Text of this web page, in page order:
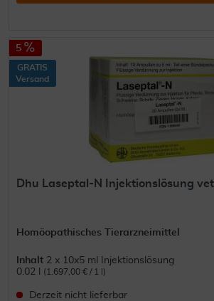
5
GRATIS
Versand
Dhu Laseptal-N Injektionslösung
Homöopathisches Tierarzneimittel
Inhalt 2 x 10x5 ml Injektionslösung
0.02 l
(1.697,00 € / 1 l)
Derzeit nicht lieferbar